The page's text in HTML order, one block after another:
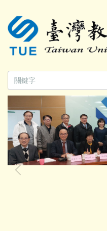
到
主
內